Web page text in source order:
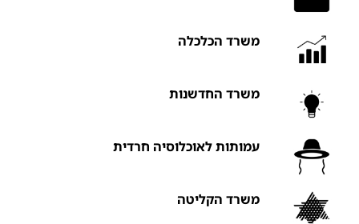
משרד הכלכלה
משרד החדשנות
עמותות לאוכלוסיה חרדית
משרד הקליטה